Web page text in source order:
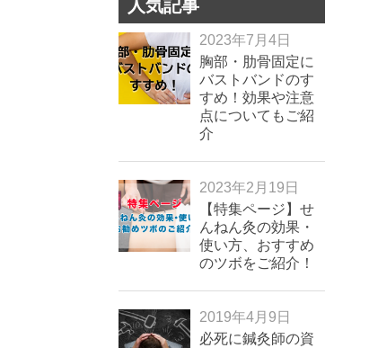
人気記事
2023年7月4日
胸部・肋骨固定に
バストバンドのす
すめ！効果や注意
点についてもご紹
介
2023年2月19日
【特集ページ】せ
んねん灸の効果・
使い方、おすすめ
のツボをご紹介！
2019年4月9日
必死に鍼灸師の資